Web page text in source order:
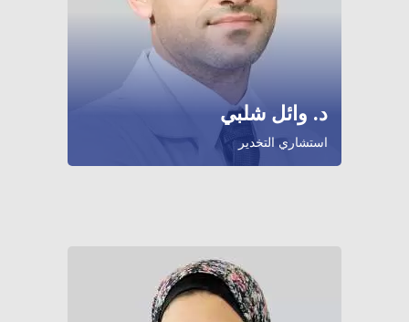
د. وائل شلبي
استشاري التخدير